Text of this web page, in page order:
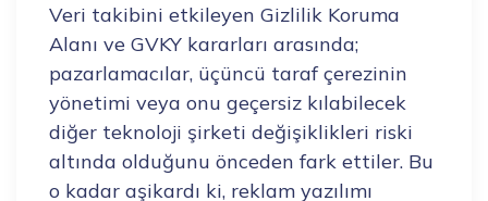
Veri takibini etkileyen Gizlilik Koruma
Alanı ve GVKY kararları arasında;
pazarlamacılar, üçüncü taraf çerezinin
yönetimi veya onu geçersiz kılabilecek
diğer teknoloji şirketi değişiklikleri riski
altında olduğunu önceden fark ettiler. Bu
o kadar aşikardı ki, reklam yazılımı